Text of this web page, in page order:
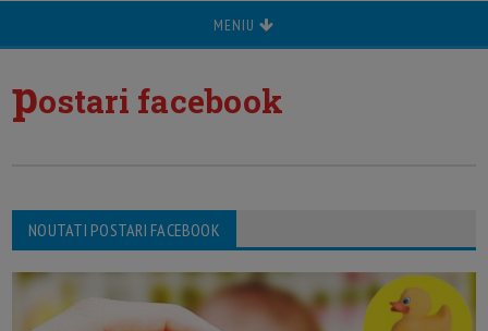
MENIU
postari facebook
NOUTATI POSTARI FACEBOOK